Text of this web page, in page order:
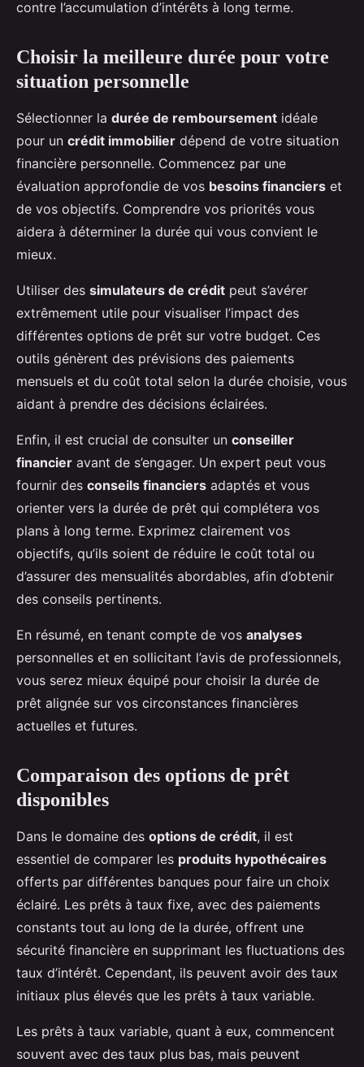
contre l’accumulation d’intérêts à long terme.
Choisir la meilleure durée pour votre
situation personnelle
Sélectionner la durée de remboursement idéale
pour un crédit immobilier dépend de votre situation
financière personnelle. Commencez par une
évaluation approfondie de vos besoins financiers et
de vos objectifs. Comprendre vos priorités vous
aidera à déterminer la durée qui vous convient le
mieux.
Utiliser des simulateurs de crédit peut s’avérer
extrêmement utile pour visualiser l’impact des
différentes options de prêt sur votre budget. Ces
outils génèrent des prévisions des paiements
mensuels et du coût total selon la durée choisie, vous
aidant à prendre des décisions éclairées.
Enfin, il est crucial de consulter un conseiller
financier avant de s’engager. Un expert peut vous
fournir des conseils financiers adaptés et vous
orienter vers la durée de prêt qui complétera vos
plans à long terme. Exprimez clairement vos
objectifs, qu’ils soient de réduire le coût total ou
d’assurer des mensualités abordables, afin d’obtenir
des conseils pertinents.
En résumé, en tenant compte de vos analyses
personnelles et en sollicitant l’avis de professionnels,
vous serez mieux équipé pour choisir la durée de
prêt alignée sur vos circonstances financières
actuelles et futures.
Comparaison des options de prêt
disponibles
Dans le domaine des options de crédit, il est
essentiel de comparer les produits hypothécaires
offerts par différentes banques pour faire un choix
éclairé. Les prêts à taux fixe, avec des paiements
constants tout au long de la durée, offrent une
sécurité financière en supprimant les fluctuations des
taux d’intérêt. Cependant, ils peuvent avoir des taux
initiaux plus élevés que les prêts à taux variable.
Les prêts à taux variable, quant à eux, commencent
souvent avec des taux plus bas, mais peuvent